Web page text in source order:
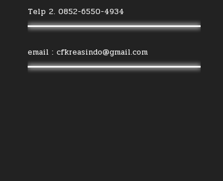
Telp 2. 0852-6550-4934
email : cfkreasindo@gmail.com